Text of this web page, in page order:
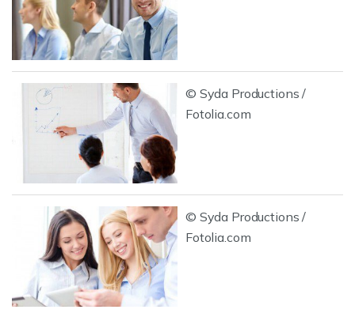
© Syda Productions /
Fotolia.com
© Syda Productions /
Fotolia.com